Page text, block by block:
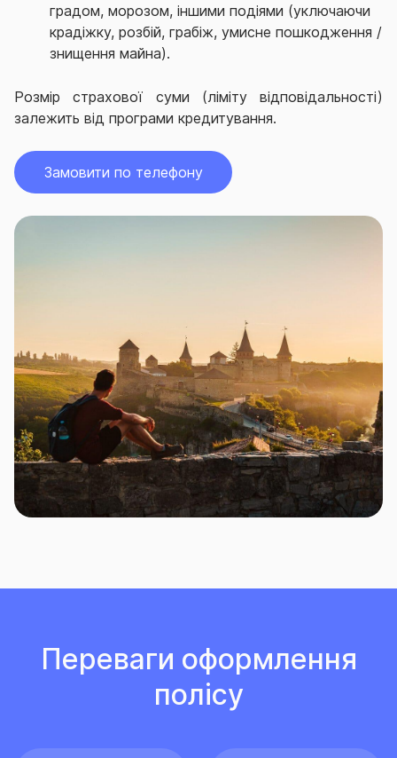
градом, морозом, іншими подіями (уключаючи
крадіжку, розбій, грабіж, умисне пошкодження /
знищення майна).
Розмір страхової суми (ліміту відповідальності)
залежить від програми кредитування.
Замовити по телефону
Переваги оформлення
полісу